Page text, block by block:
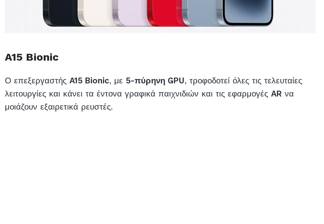
A15 Bionic
Ο επεξεργαστής A15 Bionic, με 5-πύρηνη GPU, τροφοδοτεί όλες τις τελευταίες
λειτουργίες και κάνει τα έντονα γραφικά παιχνιδιών και τις εφαρμογές AR να
μοιάζουν εξαιρετικά ρευστές.